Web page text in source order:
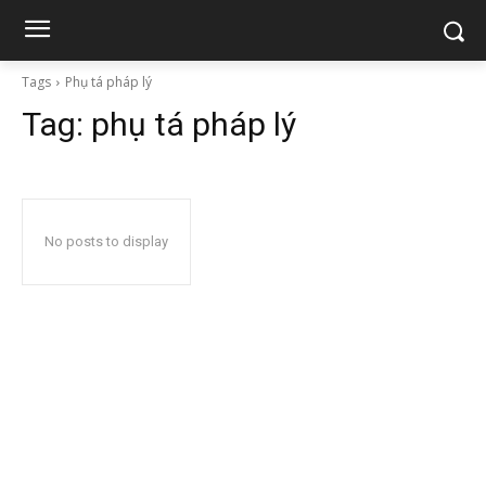
Tags Phụ tá pháp lý
Tag: phụ tá pháp lý
No posts to display